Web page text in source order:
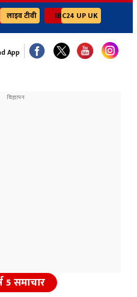
×
Youtube Channels
Ibc24 Jankarwan
लाइव टीवी IBC24 UP UK
App
5 समाचार